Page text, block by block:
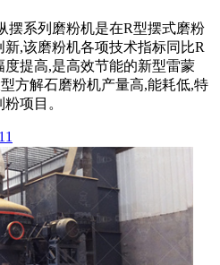
摆系列磨粉机是在R型摆式磨粉
,该磨粉机各项技术指标同比R
提高,是高效节能的新型雷蒙
方解石磨粉机产量高,能耗低,特
项目。